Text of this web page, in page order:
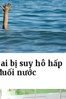
bị suy hô hấp
nước